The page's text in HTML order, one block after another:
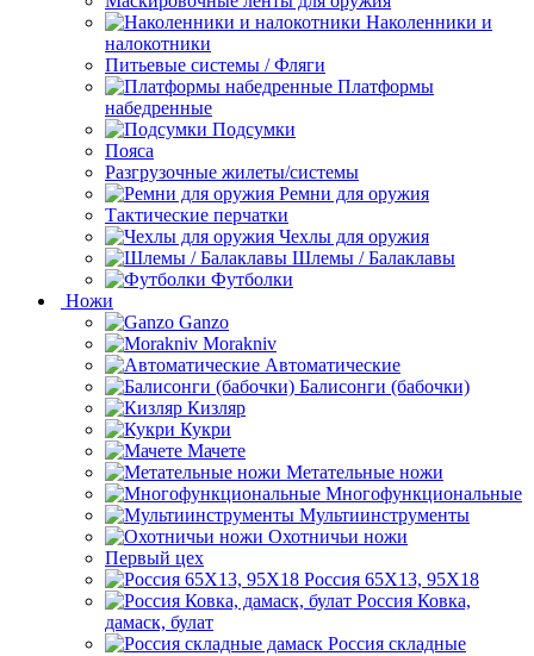
Наколенники и
налокотники
Питьевые системы / Фляги
Платформы
набедренные
Подсумки
Пояса
Разгрузочные жилеты/системы
Ремни для оружия
Тактические перчатки
Чехлы для оружия
Шлемы / Балаклавы
Футболки
Ножи
Ganzo
Morakniv
Автоматические
Балисонги (бабочки)
Кизляр
Кукри
Мачете
Метательные ножи
Многофункциональные
Мультиинструменты
Охотничьи ножи
Первый цех
Россия 65Х13, 95Х18
Россия Ковка,
дамаск, булат
Россия складные